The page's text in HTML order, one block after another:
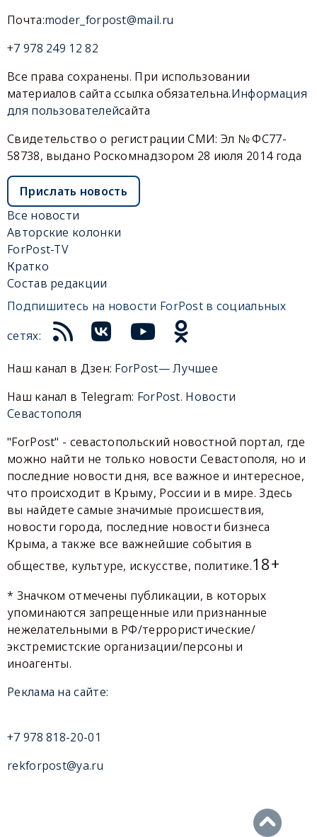
Почта:moder_forpost@mail.ru
+7 978 249 12 82
Все права сохранены. При использовании
материалов сайта ссылка обязательна.Информация
для пользователейсайта
Свидетельство о регистрации СМИ: Эл № ФС77-
58738, выдано Роскомнадзором 28 июля 2014 года
Прислать новость
Все новости
Авторские колонки
ForPost-TV
Кратко
Состав редакции
Подпишитесь на новости ForPost в социальных
сетях:
Наш канал в Дзен: ForPost— Лучшее
Наш канал в Telegram: ForPost. Новости
Севастополя
"ForPost" - севастопольский новостной портал, где
можно найти не только новости Севастополя, но и
последние новости дня, все важное и интересное,
что происходит в Крыму, России и в мире. Здесь
вы найдете самые значимые происшествия,
новости города, последние новости бизнеса
Крыма, а также все важнейшие события в
обществе, культуре, искусстве, политике.18+
* Значком отмечены публикации, в которых
упоминаются запрещенные или признанные
нежелательными в РФ/террористические/
экстремистские организации/персоны и
иноагенты.
Реклама на сайте:
+7 978 818-20-01
rekforpost@ya.ru